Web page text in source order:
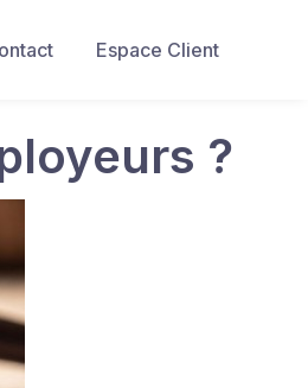
Espace Client
?